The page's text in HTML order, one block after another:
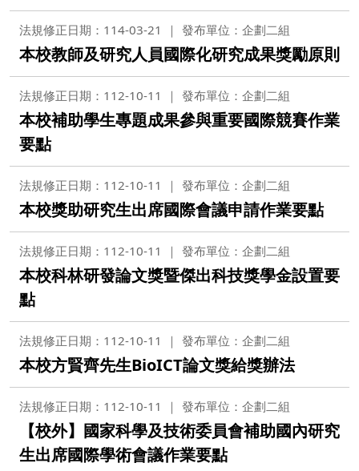
法規修正日期：114-03-21 發布單位：企劃二組
本校教師及研究人員國際化研究成果獎勵原則
法規修正日期：112-10-11 發布單位：企劃二組
本校補助學生專題成果參與重要國際競賽作業
要點
法規修正日期：112-10-11 發布單位：企劃二組
本校獎助研究生出席國際會議申請作業要點
法規修正日期：112-10-11 發布單位：企劃二組
本校科林研發論文獎暨傑出科技獎學金設置要
點
法規修正日期：112-10-11 發布單位：企劃二組
本校方賢齊先生BioICT論文獎給獎辦法
法規修正日期：112-10-11 發布單位：企劃二組
【校外】國家科學及技術委員會補助國內研究
生出席國際學術會議作業要點